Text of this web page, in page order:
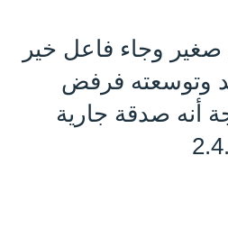
وجاء فاعل خير
وتوسعته فرفض
أنه صدقة جارية